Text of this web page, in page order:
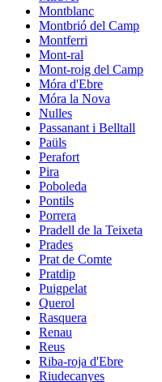
Montblanc
Montbrió del Camp
Montferri
Mont-ral
Mont-roig del Camp
Móra d'Ebre
Móra la Nova
Nulles
Passanant i Belltall
Paüls
Perafort
Pira
Poboleda
Pontils
Porrera
Pradell de la Teixeta
Prades
Prat de Comte
Pratdip
Puigpelat
Querol
Rasquera
Renau
Reus
Riba-roja d'Ebre
Riudecanyes